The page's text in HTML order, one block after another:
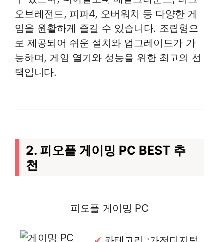
오브레전드, 피파4, 오버워치 등 다양한 게
임을 원활하게 즐길 수 있습니다. 조립형으
로 제공되어 쉬운 설치와 업그레이드가 가
능하며, 게임 열기와 성능을 위한 최고의 선
택입니다.
2. 피오플 게이밍 PC BEST 추
천
피오플 게이밍 PC